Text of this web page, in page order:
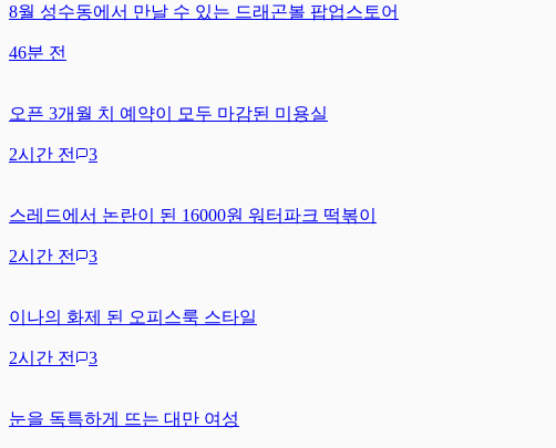
8월 성수동에서 만날 수 있는 드래곤볼 팝업스토어
46분 전
오픈 3개월 치 예약이 모두 마감된 미용실
2시간 전 3
스레드에서 논란이 된 16000원 워터파크 떡볶이
2시간 전 3
이나의 화제 된 오피스룩 스타일
2시간 전 3
눈을 독특하게 뜨는 대만 여성